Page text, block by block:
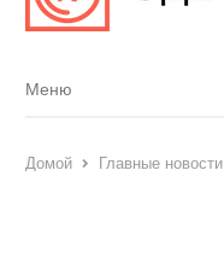
Menu
Меню
Домой Главные новости